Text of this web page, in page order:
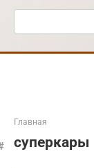
Поиск:
Главная
суперкары